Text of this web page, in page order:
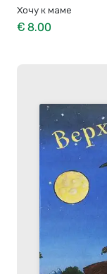
Хочу к маме
€ 8.00